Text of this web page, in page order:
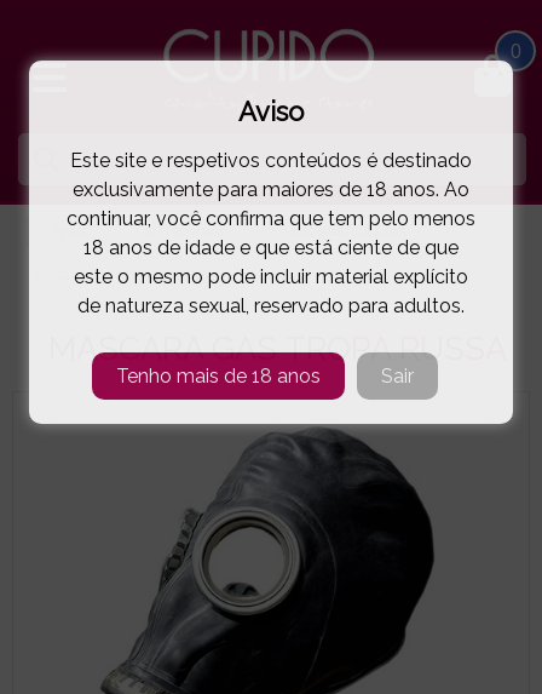
0
MÁSCARAS | COLEIRAS
MASCARA GAS TROPA RUSSA( 66-631304E )
MASCARA GAS TROPA RUSSA
Aviso
Este site e respetivos conteúdos é destinado
exclusivamente para maiores de 18 anos. Ao
continuar, você confirma que tem pelo menos
18 anos de idade e que está ciente de que
este o mesmo pode incluir material explícito
de natureza sexual, reservado para adultos.
Tenho mais de 18 anos Sair